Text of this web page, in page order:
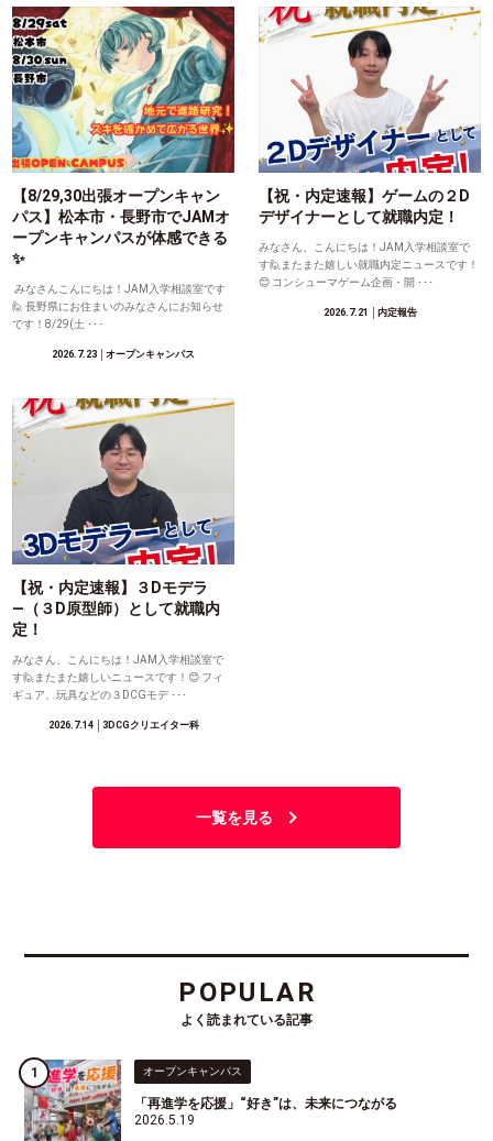
【8/29,30出張オープンキャン
パス】松本市・長野市でJAMオ
ープンキャンパスが体感できる
✨
みなさんこんにちは！JAM入学相談室です
🙋 長野県にお住まいのみなさんにお知らせ
です！8/29(土 ･･･
2026.7.23 │オープンキャンパス
【祝・内定速報】ゲームの２D
デザイナーとして就職内定！
みなさん、こんにちは！JAM入学相談室で
す🙋またまた嬉しい就職内定ニュースです！
😊 コンシューマゲーム企画・開 ･･･
2026.7.21 │内定報告
【祝・内定速報】３Dモデラ
―（３D原型師）として就職内
定！
みなさん、こんにちは！JAM入学相談室で
す🙋またまた嬉しいニュースです！😊 フィ
ギュア、玩具などの３DCGモデ ･･･
2026.7.14│3DCGクリエイター科
一覧を見る
POPULAR
よく読まれている記事
オープンキャンパス
「再進学を応援」“好き”は、未来につながる
2026.5.19